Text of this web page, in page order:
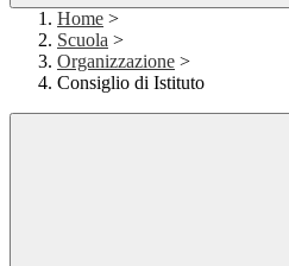
Home >
Scuola >
Organizzazione >
Consiglio di Istituto